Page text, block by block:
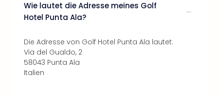
Wie lautet die Adresse meines Golf
Hotel Punta Ala?
Die Adresse von Golf Hotel Punta Ala lautet:
Via del Gualdo, 2
58043 Punta Ala
Italien